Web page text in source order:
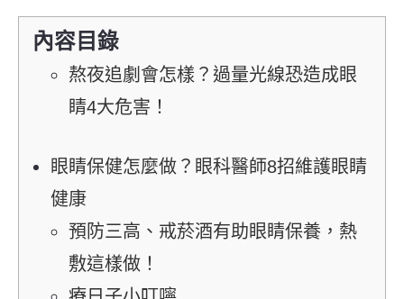
內容目錄
熬夜追劇會怎樣？過量光線恐造成眼
睛4大危害！
眼睛保健怎麼做？眼科醫師8招維護眼睛
健康
預防三高、戒菸酒有助眼睛保養，熱
敷這樣做！